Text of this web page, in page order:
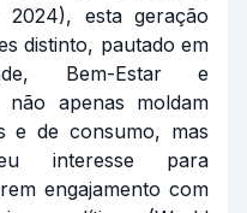
2024), esta geração
distinto, pautado em
Bem-Estar e
não apenas moldam
e de consumo, mas
interesse para
engajamento com